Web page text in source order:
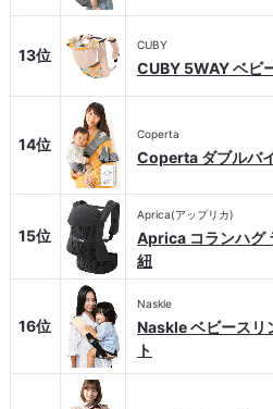
13位
CUBY
CUBY 5WAY ベビ
14位
Coperta
Coperta ダブルバ
15位
Aprica(アップリカ)
Aprica コランハグ
紐
16位
Naskle
Naskle ベビースリ
ト